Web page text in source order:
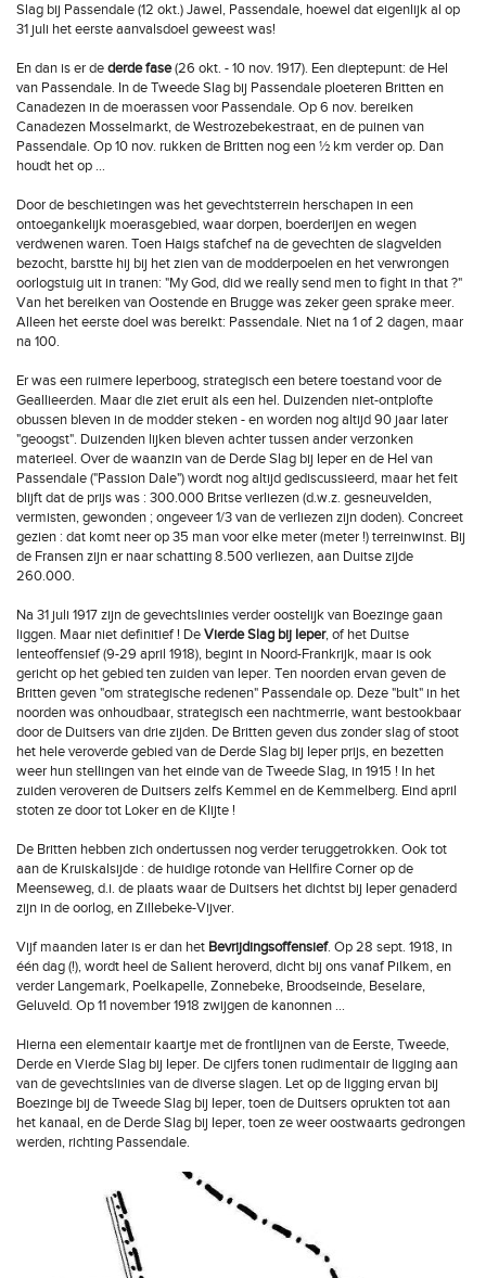
Slag bij Passendale (12 okt.) Jawel, Passendale, hoewel dat eigenlijk al op
31 juli het eerste aanvalsdoel geweest was!
En dan is er dederde fase(26 okt. - 10 nov. 1917). Een dieptepunt: de Hel
van Passendale. In de Tweede Slag bij Passendale ploeteren Britten en
Canadezen in de moerassen voor Passendale. Op 6 nov. bereiken
Canadezen Mosselmarkt, de Westrozebekestraat, en de puinen van
Passendale. Op 10 nov. rukken de Britten nog een ½ km verder op. Dan
houdt het op …
Door de beschietingen was het gevechtsterrein herschapen in een
ontoegankelijk moerasgebied, waar dorpen, boerderijen en wegen
verdwenen waren. Toen Haigs stafchef na de gevechten de slagvelden
bezocht, barstte hij bij het zien van de modderpoelen en het verwrongen
oorlogstuig uit in tranen: "My God, did we really send men to fight in that ?"
Van het bereiken van Oostende en Brugge was zeker geen sprake meer.
Alleen het eerste doel was bereikt: Passendale. Niet na 1 of 2 dagen, maar
na 100.
Er was een ruimere Ieperboog, strategisch een betere toestand voor de
Geallieerden. Maar die ziet eruit als een hel. Duizenden niet-ontplofte
obussen bleven in de modder steken - en worden nog altijd 90 jaar later
"geoogst". Duizenden lijken bleven achter tussen ander verzonken
materieel. Over de waanzin van de Derde Slag bij Ieper en de Hel van
Passendale ("Passion Dale") wordt nog altijd gediscussieerd, maar het feit
blijft dat de prijs was : 300.000 Britse verliezen (d.w.z. gesneuvelden,
vermisten, gewonden ; ongeveer 1/3 van de verliezen zijn doden). Concreet
gezien : dat komt neer op 35 man voor elke meter (meter !) terreinwinst. Bij
de Fransen zijn er naar schatting 8.500 verliezen, aan Duitse zijde
260.000.
Na 31 juli 1917 zijn de gevechtslinies verder oostelijk van Boezinge gaan
liggen. Maar niet definitief ! DeVierde Slag bij Ieper, of het Duitse
lenteoffensief (9-29 april 1918), begint in Noord-Frankrijk, maar is ook
gericht op het gebied ten zuiden van Ieper. Ten noorden ervan geven de
Britten geven "om strategische redenen" Passendale op. Deze "bult" in het
noorden was onhoudbaar, strategisch een nachtmerrie, want bestookbaar
door de Duitsers van drie zijden. De Britten geven dus zonder slag of stoot
het hele veroverde gebied van de Derde Slag bij Ieper prijs, en bezetten
weer hun stellingen van het einde van de Tweede Slag, in 1915 ! In het
zuiden veroveren de Duitsers zelfs Kemmel en de Kemmelberg. Eind april
stoten ze door tot Loker en de Klijte !
De Britten hebben zich ondertussen nog verder teruggetrokken. Ook tot
aan de Kruiskalsijde : de huidige rotonde van Hellfire Corner op de
Meenseweg, d.i. de plaats waar de Duitsers het dichtst bij Ieper genaderd
zijn in de oorlog, en Zillebeke-Vijver.
Vijf maanden later is er dan het Bevrijdingsoffensief. Op 28 sept. 1918, in
één dag (!), wordt heel de Salient heroverd, dicht bij ons vanaf Pilkem, en
verder Langemark, Poelkapelle, Zonnebeke, Broodseinde, Beselare,
Geluveld. Op 11 november 1918 zwijgen de kanonnen …
Hierna een elementair kaartje met de frontlijnen van de Eerste, Tweede,
Derde en Vierde Slag bij Ieper. De cijfers tonen rudimentair de ligging aan
van de gevechtslinies van de diverse slagen. Let op de ligging ervan bij
Boezinge bij de Tweede Slag bij Ieper, toen de Duitsers oprukten tot aan
het kanaal, en de Derde Slag bij Ieper, toen ze weer oostwaarts gedrongen
werden, richting Passendale.